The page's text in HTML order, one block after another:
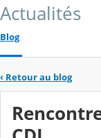
Actualités
Blog
‹ Retour au blog